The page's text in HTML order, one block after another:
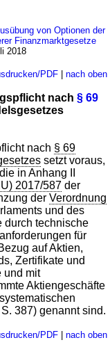
von Optionen der
Finanzmarktgesetze
2018
PDF| nach oben
nach § 69
nach § 69
setzt voraus,
in Anhang II
2017/587 der
derVerordnung
und des
durch technische
für
auf Aktien,
Zertifikate und
und mit
Aktiengeschäfte
387) genannt sind.
PDF| nach oben